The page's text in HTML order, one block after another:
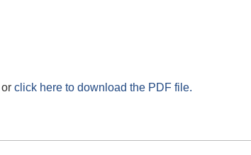
or click here to download the PDF file.